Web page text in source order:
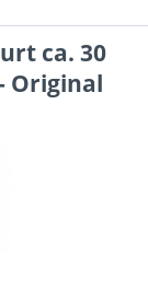
ca. 30
Original